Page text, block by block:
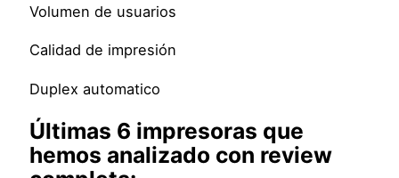
Volumen de usuarios
Calidad de impresión
Duplex automatico
Últimas 6 impresoras que
hemos analizado con review